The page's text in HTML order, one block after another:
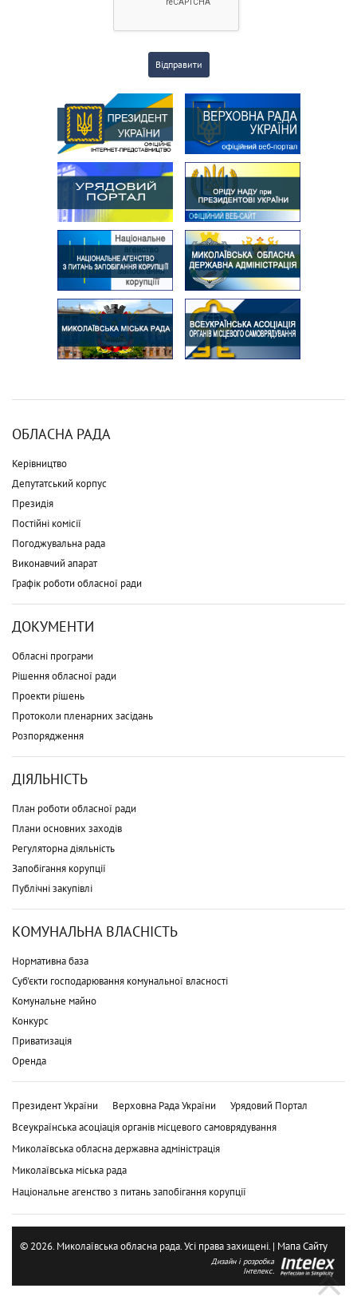
Відправити
ОБЛАСНА РАДА
Керівництво
Депутатський корпус
Президія
Постійні комісії
Погоджувальна рада
Виконавчий апарат
Графік роботи обласної ради
ДОКУМЕНТИ
Обласні програми
Рішення обласної ради
Проекти рішень
Протоколи пленарних засідань
Розпорядження
ДІЯЛЬНІСТЬ
План роботи обласної ради
Плани основних заходів
Регуляторна діяльність
Запобігання корупції
Публічні закупівлі
КОМУНАЛЬНА ВЛАСНІСТЬ
Нормативна база
Суб'єкти господарювання комунальної власності
Комунальне майно
Конкурс
Приватизація
Оренда
Президент України Верховна Рада України
Урядовий Портал
Всеукраїнська асоціація органів місцевого самоврядування
Миколаївська обласна державна адміністрація
Миколаївська міська рада
Національне агенство з питань запобігання корупції
© 2026. Миколаївська обласна рада. Усі права захищені. | Мапа Сайту
Дизайн і розробка
Інтелекс.